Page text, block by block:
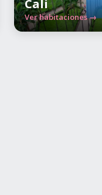
Cali
Ver habitaciones →